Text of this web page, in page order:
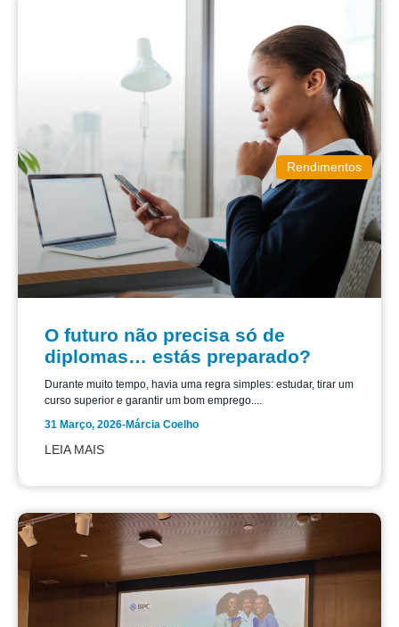
Rendimentos
O futuro não precisa só de
diplomas… estás preparado?
Durante muito tempo, havia uma regra simples: estudar, tirar um
curso superior e garantir um bom emprego....
31 Março, 2026-Márcia Coelho
LEIA MAIS